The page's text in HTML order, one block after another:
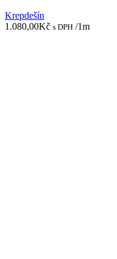
Krepdešín
1.080,00Kč s DPH /1m